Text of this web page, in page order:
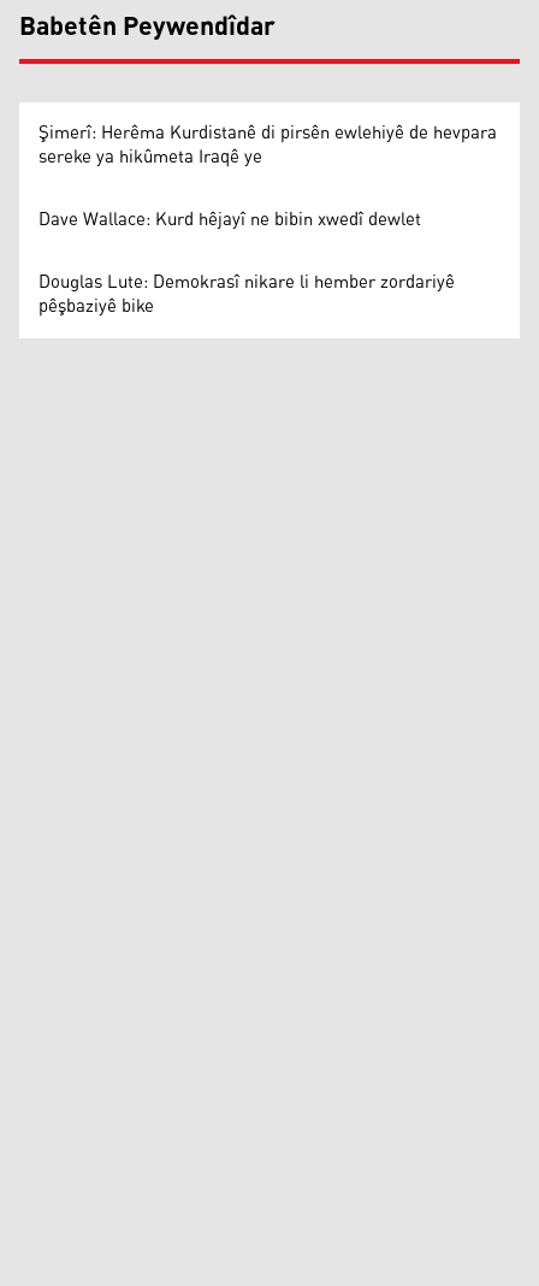
Babetên Peywendîdar
Şimerî: Herêma Kurdistanê di pirsên ewlehiyê de hevpara
sereke ya hikûmeta Iraqê ye
Dave Wallace: Kurd hêjayî ne bibin xwedî dewlet
Douglas Lute: Demokrasî nikare li hember zordariyê
pêşbaziyê bike